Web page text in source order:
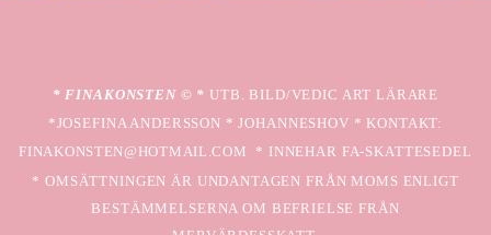
* FINAKONSTEN © *UTB. BILD/VEDIC ART LÄRARE
*JOSEFINA ANDERSSON * JOHANNESHOV * KONTAKT:
FINAKONSTEN@HOTMAIL.COM * INNEHAR FA-SKATTESEDEL
* OMSÄTTNINGEN ÄR UNDANTAGEN FRÅN MOMS ENLIGT
BESTÄMMELSERNA OM BEFRIELSE FRÅN